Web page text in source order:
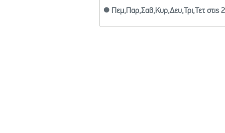
● Πεμ,Παρ,Σαβ,Κυρ,Δευ,Τρι,Τετ στις